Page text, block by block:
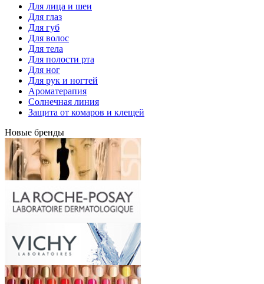
Для лица и шеи
Для глаз
Для губ
Для волос
Для тела
Для полости рта
Для ног
Для рук и ногтей
Ароматерапия
Солнечная линия
Защита от комаров и клещей
Новые бренды